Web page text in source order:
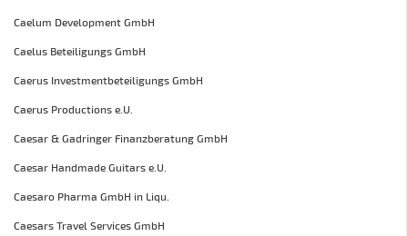
Caelum Development GmbH
Caelus Beteiligungs GmbH
Caerus Investmentbeteiligungs GmbH
Caerus Productions e.U.
Caesar & Gadringer Finanzberatung GmbH
Caesar Handmade Guitars e.U.
Caesaro Pharma GmbH in Liqu.
Caesars Travel Services GmbH